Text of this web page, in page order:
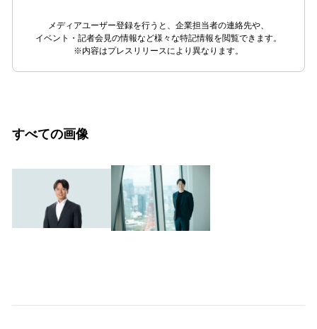
メディアユーザー登録を行うと、企業担当者の連絡先や、
イベント・記者会見の情報など様々な特記情報を閲覧できます。
※内容はプレスリリースにより異なります。
すべての画像